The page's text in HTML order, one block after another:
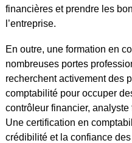
financières et prendre les
l’entreprise.
En outre, une formation en
nombreuses portes
recherchent activement des
comptabilité pour occuper
contrôleur financier,
Une certification en
crédibilité et la confiance